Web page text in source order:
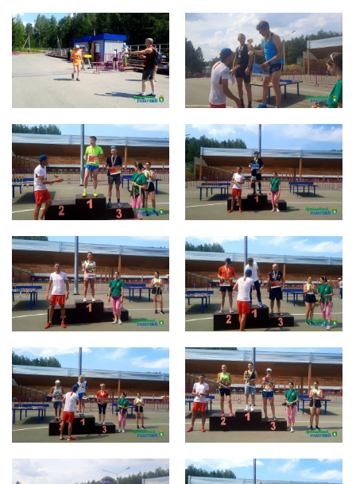
photo_2022-07-11_14-43-07 (2) photo_2022-07-11_14-43-07 (3)
photo_2022-07-11_14-43-07 (4) photo_2022-07-11_14-43-07 (5)
photo_2022-07-11_14-43-07 (6) photo_2022-07-11_14-43-07 (7)
photo_2022-07-11_14-43-07 (8) photo_2022-07-11_14-43-07